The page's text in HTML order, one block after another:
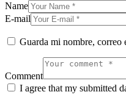
Name
E-mail
Guarda mi nombre, correo
Comment
I agree that my submitted